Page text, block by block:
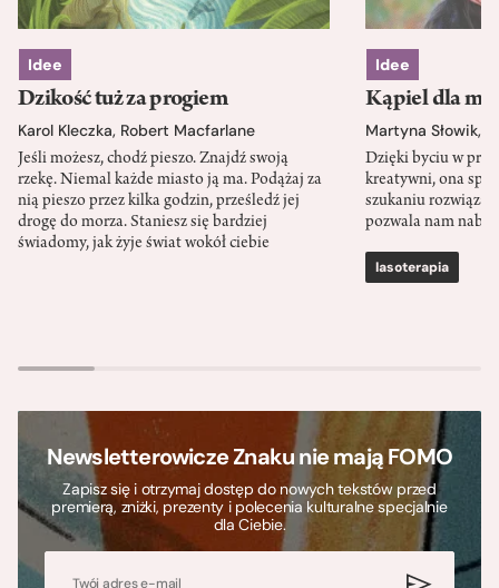
Idee
Dzikość tuż za progiem
Karol Kleczka, Robert Macfarlane
Jeśli możesz, chodź pieszo. Znajdź swoją
rzekę. Niemal każde miasto ją ma. Podążaj za
nią pieszo przez kilka godzin, prześledź jej
drogę do morza. Staniesz się bardziej
świadomy, jak żyje świat wokół ciebie
Idee
Kąpiel dla
Martyna Słowik,
Dzięki byciu w
kreatywni, ona
szukaniu
pozwala nam
lasoterapia
Newsletterowicze Znaku nie mają FOMO
Zapisz się i otrzymaj dostęp do nowych tekstów przed
premierą, zniżki, prezenty i polecenia kulturalne specjalnie
dla Ciebie.